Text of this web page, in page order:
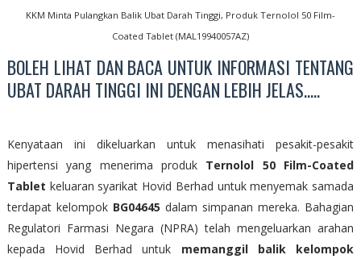
KKM Minta Pulangkan Balik Ubat Darah Tinggi, Produk Ternolol 50 Film-
Coated Tablet (MAL19940057AZ)
BOLEH LIHAT DAN BACA UNTUK INFORMASI TENTANG
UBAT DARAH TINGGI INI DENGAN LEBIH JELAS.....
Kenyataan ini dikeluarkan untuk menasihati pesakit-pesakit
hipertensi yang menerima produk Ternolol 50 Film-Coated
Tablet keluaran syarikat Hovid Berhad untuk menyemak samada
terdapat kelompok BG04645 dalam simpanan mereka. Bahagian
Regulatori Farmasi Negara (NPRA) telah mengeluarkan arahan
kepada Hovid Berhad untuk memanggil balik kelompok